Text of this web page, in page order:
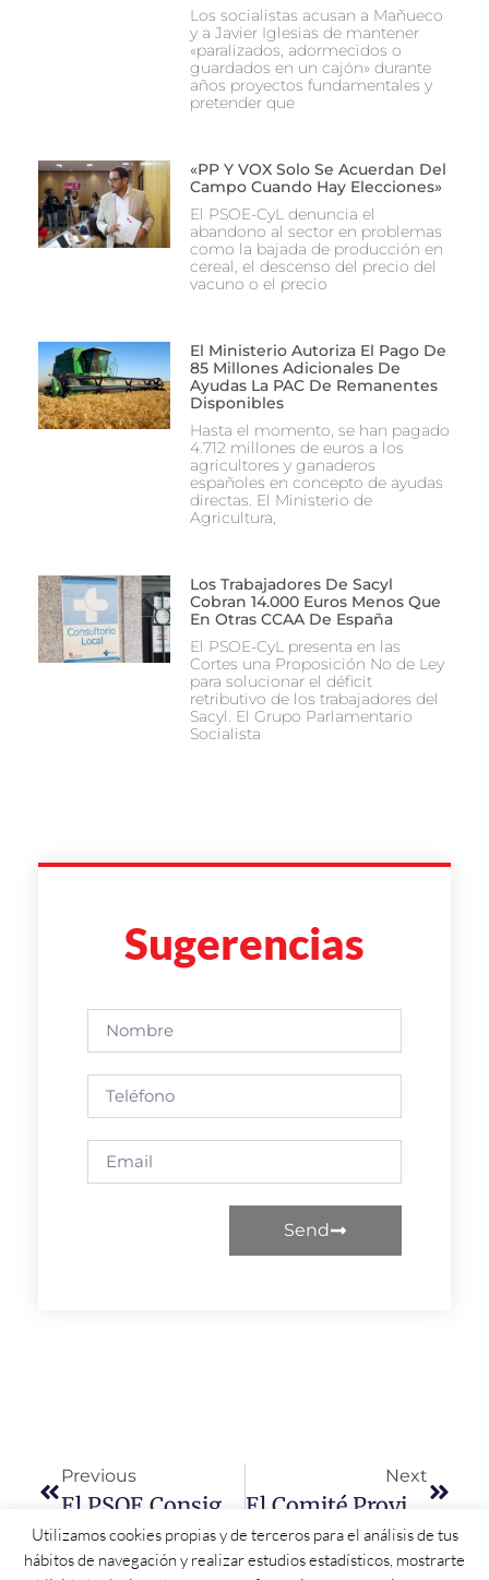
Los socialistas acusan a Mañueco
y a Javier Iglesias de mantener
«paralizados, adormecidos o
guardados en un cajón» durante
años proyectos fundamentales y
pretender que
«PP Y VOX Solo Se Acuerdan Del
Campo Cuando Hay Elecciones»
El PSOE-CyL denuncia el
abandono al sector en problemas
como la bajada de producción en
cereal, el descenso del precio del
vacuno o el precio
El Ministerio Autoriza El Pago De
85 Millones Adicionales De
Ayudas La PAC De Remanentes
Disponibles
Hasta el momento, se han pagado
4.712 millones de euros a los
agricultores y ganaderos
españoles en concepto de ayudas
directas. El Ministerio de
Agricultura,
Los Trabajadores De Sacyl
Cobran 14.000 Euros Menos Que
En Otras CCAA De España
El PSOE-CyL presenta en las
Cortes una Proposición No de Ley
para solucionar el déficit
retributivo de los trabajadores del
Sacyl. El Grupo Parlamentario
Socialista
Sugerencias
Send
Previous Next
Utilizamos cookies propias y de terceros para el análisis de tus
hábitos de navegación y realizar estudios estadísticos, mostrarte